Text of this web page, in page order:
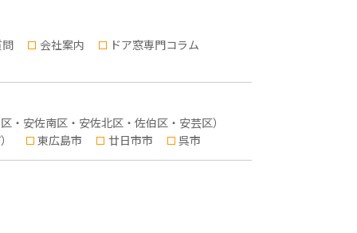
会社案内
ドア窓専門コラム
・安佐南区・安佐北区・佐伯区・安芸区）
東広島市 廿日市市 呉市